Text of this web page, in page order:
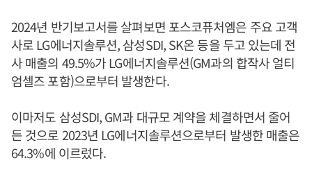
2024년 반기보고서를 살펴보면 포스코퓨처엠은 주요 고객
사로 LG에너지솔루션, 삼성SDI, SK온 등을 두고 있는데 전
사 매출의 49.5%가 LG에너지솔루션(GM과의 합작사 얼티
엄셀즈 포함)으로부터 발생한다.
이마저도 삼성SDI, GM과 대규모 계약을 체결하면서 줄어
든 것으로 2023년 LG에너지솔루션으로부터 발생한 매출은
64.3%에 이르렀다.